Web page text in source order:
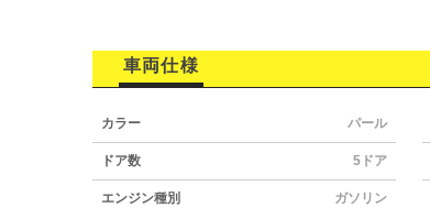
車両仕様
カラー パール
ドア数 5ドア
エンジン種別 ガソリン